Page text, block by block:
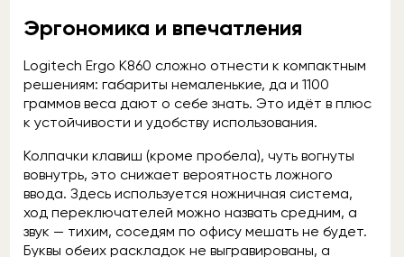
Эргономика и впечатления
Logitech Ergo K860 сложно отнести к компактным
решениям: габариты немаленькие, да и 1100
граммов веса дают о себе знать. Это идёт в плюс
к устойчивости и удобству использования.
Колпачки клавиш (кроме пробела), чуть вогнуты
вовнутрь, это снижает вероятность ложного
ввода. Здесь используется ножничная система,
ход переключателей можно назвать средним, а
звук — тихим, соседям по офису мешать не будет.
Буквы обеих раскладок не выгравированы, а